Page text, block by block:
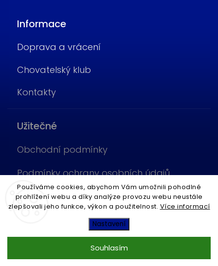
Používáme cookies, abychom Vám umožnili pohodlné
prohlížení webu a díky analýze provozu webu neustále
zlepšovali jeho funkce, výkon a použitelnost. Více informací
Nastavení
Souhlasím
Informace
Doprava a vrácení
Chovatelský klub
Kontakty
Užitečné
Obchodní podmínky
Podmínky ochrany osobních údajů
Cookies
Fish4Pets. Všechna práva vyhrazena.